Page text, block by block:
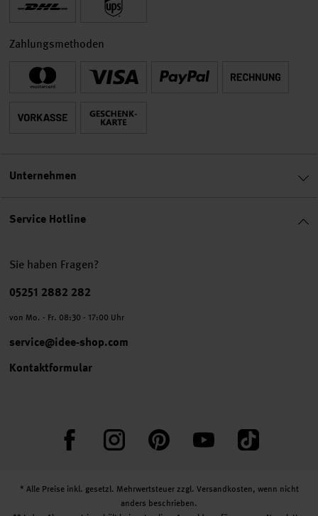
Service Hotline
Sie haben Fragen?
Telefonnummer
05251 2882 282
von Mo. - Fr. 08:30 - 17:00 Uhr
service@idee-shop.com
Kontaktformular
FacebookInstagram PinterestYouTube TikTok
Zahlungsmethoden
Unternehmen
* Alle Preise inkl. gesetzl. Mehrwertsteuer zzgl. Versandkosten, wenn nicht
anders beschrieben.